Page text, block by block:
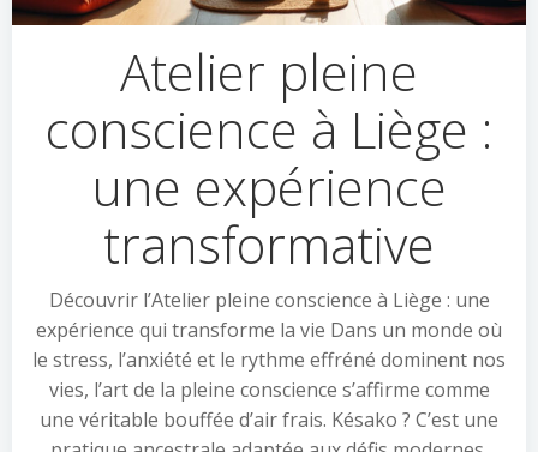
Atelier pleine
conscience à Liège :
une expérience
transformative
Découvrir l’Atelier pleine conscience à Liège : une
expérience qui transforme la vie Dans un monde où
le stress, l’anxiété et le rythme effréné dominent nos
vies, l’art de la pleine conscience s’affirme comme
une véritable bouffée d’air frais. Késako ? C’est une